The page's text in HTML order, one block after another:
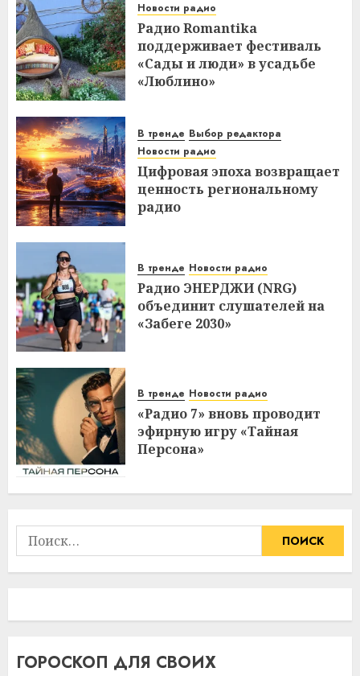
Новости радио
Радио Romantika
поддерживает фестиваль
«Сады и люди» в усадьбе
«Люблино»
В тренде Выбор редактора
Новости радио
Цифровая эпоха возвращает
ценность региональному
радио
В тренде Новости радио
Радио ЭНЕРДЖИ (NRG)
объединит слушателей на
«Забеге 2030»
В тренде Новости радио
«Радио 7» вновь проводит
эфирную игру «Тайная
Персона»
Найти:
ГОРОСКОП ДЛЯ СВОИХ